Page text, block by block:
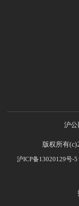
沪公
版权所有
沪ICP备13020129号-5